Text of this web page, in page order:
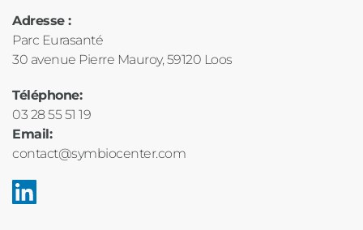
Adresse :
Parc Eurasanté
30 avenue Pierre Mauroy, 59120 Loos
Téléphone:
03 28 55 51 19
Email:
contact@symbiocenter.com